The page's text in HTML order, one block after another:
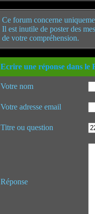
Ce forum concerne
Il est inutile de poster des
de votre compréhension.
Ecrire une réponse dans le
Votre nom
Votre adresse email
Titre ou question
Réponse